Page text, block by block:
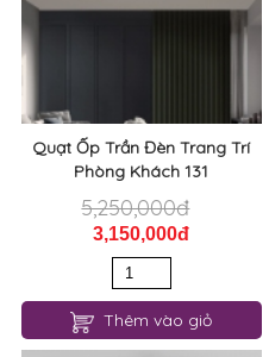
Quạt Ốp Trần Đèn Trang Trí
Phòng Khách 131
5,250,000đ
3,150,000đ
Thêm vào giỏ